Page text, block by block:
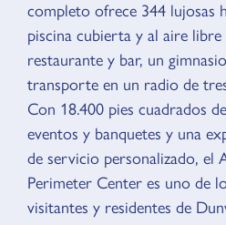
completo ofrece 344 lujosas
piscina cubierta y al aire libre
restaurante y bar, un
transporte en un radio de
Con 18.400 pies cuadrados
eventos y banquetes y una
de servicio personalizado, el
Perimeter Center es uno de
visitantes y residentes de